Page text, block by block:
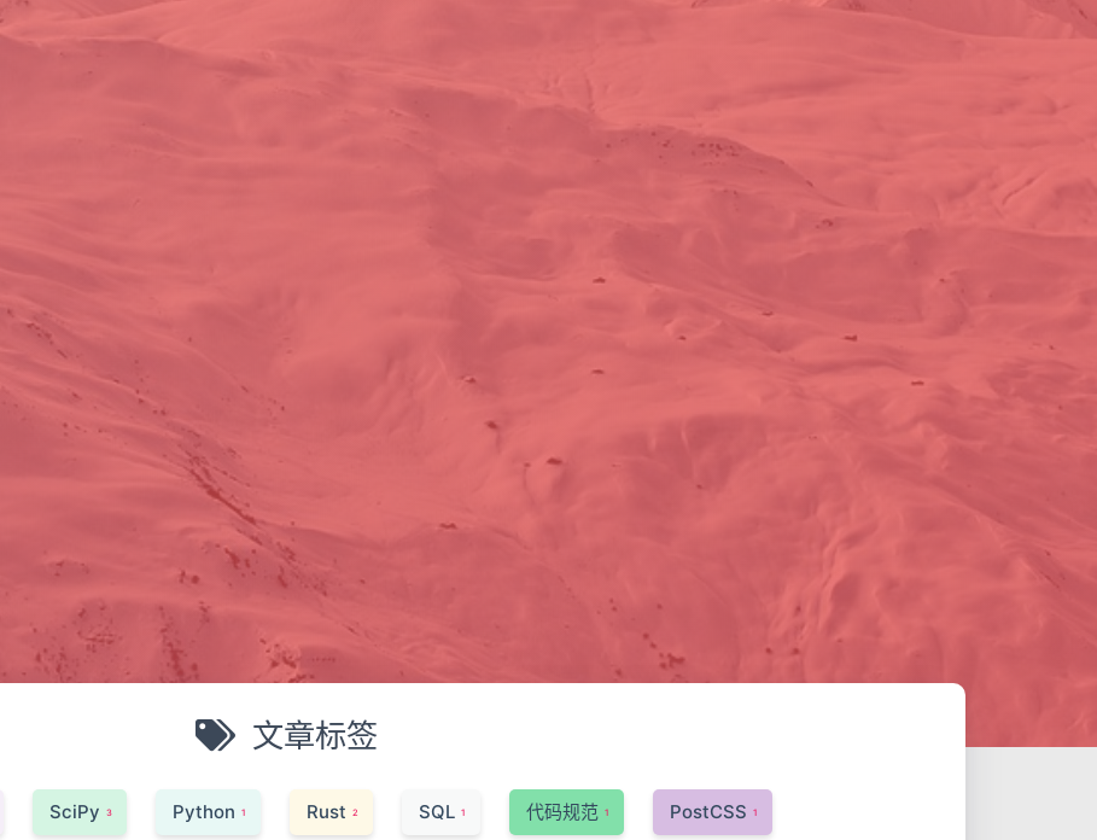
文章标签
SciPy 3 Python 1 Rust 2 SQL 1 代码规范 1 PostCSS 1